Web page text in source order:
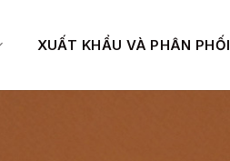
XUẤT KHẨU VÀ PHÂN PHỐI